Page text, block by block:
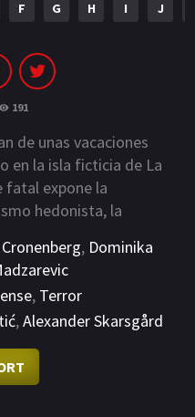
2022
2020
2018
2006
2001
F G H I J
191
de unas vacaciones
en la isla ficticia de La
fatal expone la
hedonista, la
, Dominika
, Terror
,Alexander Skarsgård